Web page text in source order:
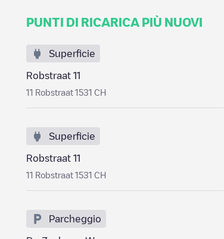
PUNTI DI RICARICA PIÙ NUOVI
Superficie
Robstraat 11
11 Robstraat 1531 CH
Superficie
Robstraat 11
11 Robstraat 1531 CH
Parcheggio